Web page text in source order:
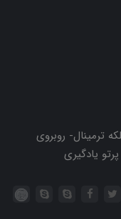
ترمینال- روبروی
یادگیری